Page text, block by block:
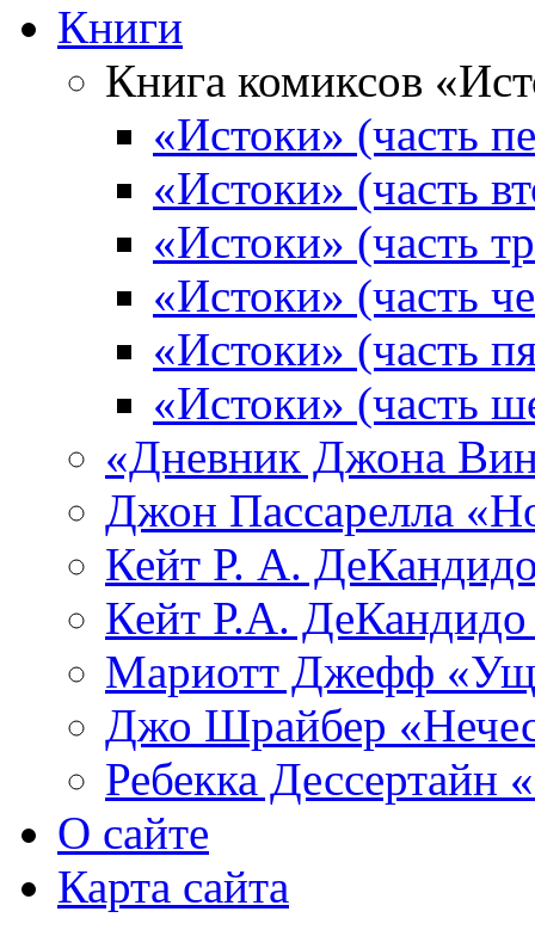
Книги
Книга комиксов
«Истоки» (часть
«Истоки» (часть
«Истоки» (часть
«Истоки» (часть
«Истоки» (часть
«Истоки» (часть
«Дневник Джона
Джон Пассарелла
Кейт Р. А.
Кейт Р.А.
Мариотт Джефф
Джо Шрайбер
Ребекка Десcертайн
О сайте
Карта сайта